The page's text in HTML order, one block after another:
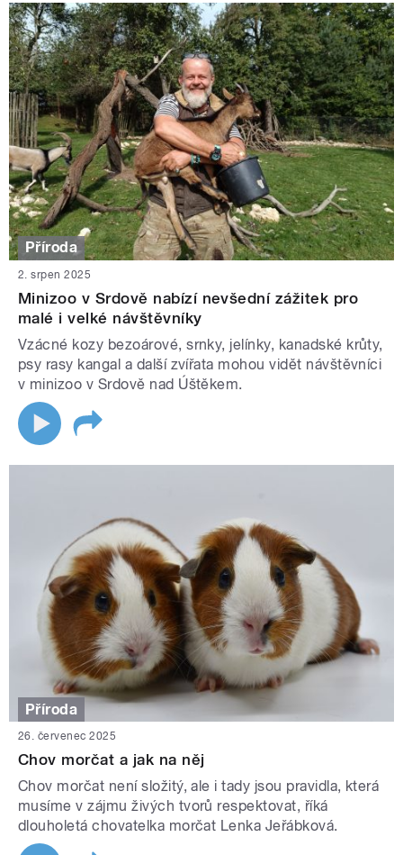
Příroda
2. srpen 2025
Minizoo v Srdově nabízí nevšední zážitek pro
malé i velké návštěvníky
Vzácné kozy bezoárové, srnky, jelínky, kanadské krůty,
psy rasy kangal a další zvířata mohou vidět návštěvníci
v minizoo v Srdově nad Úštěkem.
Příroda
26. červenec 2025
Chov morčat a jak na něj
Chov morčat není složitý, ale i tady jsou pravidla, která
musíme v zájmu živých tvorů respektovat, říká
dlouholetá chovatelka morčat Lenka Jeřábková.